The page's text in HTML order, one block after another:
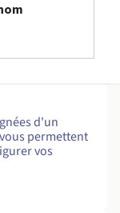
d'un
permettent
vos